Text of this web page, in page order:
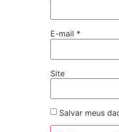
E-mail *
Site
Salvar meus